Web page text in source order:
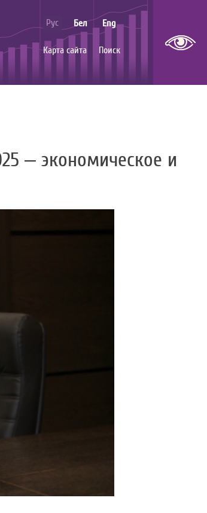
Рус Бел Eng
Карта сайта Поиск
– экономическое и